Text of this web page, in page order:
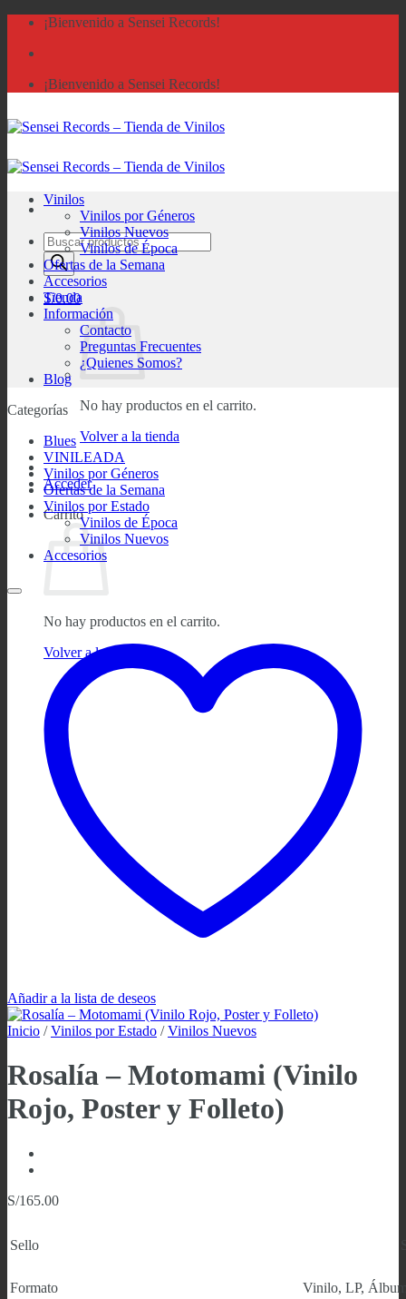
Saltar
contenido
¡Bienvenido a Sensei Records!
¡Bienvenido a Sensei Records!
Búsqueda
de
productos
S/0.00
No hay productos en el carrito.
Volver a la tienda
Acceder
Carrito
No hay productos en el carrito.
Volver a la tienda
Vinilos
Vinilos por Géneros
Vinilos Nuevos
Vinilos de Época
Ofertas de la Semana
Accesorios
Tienda
Información
Contacto
Preguntas Frecuentes
¿Quienes Somos?
Blog
Categorías
Blues
VINILEADA
Vinilos por Géneros
Ofertas de la Semana
Vinilos por Estado
Vinilos de Época
Vinilos Nuevos
Accesorios
Añadir a la lista de deseos
Inicio / Vinilos por Estado / Vinilos Nuevos
Rosalía – Motomami (Vinilo
Rojo, Poster y Folleto)
S/165.00
Sello
Formato Vinilo, LP,